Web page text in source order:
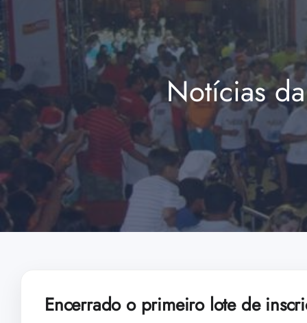
Notícias
Encerrado o primeiro lote de